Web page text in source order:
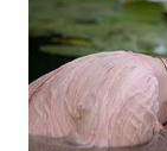
WAHANA
ADVOKAT
WAHANA